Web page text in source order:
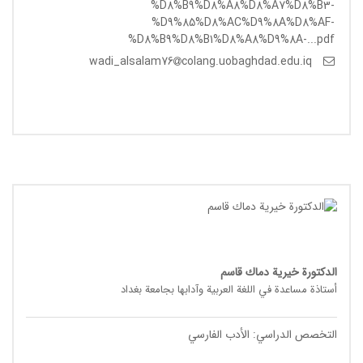
%D8%B9%D8%A8%D8%A7%D8%B3-
%D9%85%D8%AC%D9%8A%D8%AF-
%D8%B9%D8%B1%D8%A8%D9%8A-...pdf
colang.uobaghdad.edu.iq
الدکتورة خيرية دماك قاسم
أستاذة مساعدة في اللغة العربیة وآدابها بجامعة بغداد
التخصص الدراسي: الأدب الفارسي